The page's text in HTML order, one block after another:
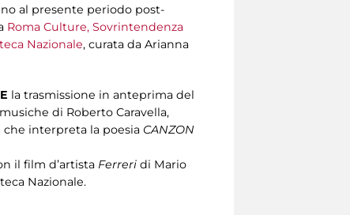
al presente periodo post-
Roma Culture, Sovrintendenza
Nazionale, curata da Arianna
la trasmissione in anteprima del
di Roberto Caravella,
interpreta la poesia CANZON
il film d’artista Ferreri di Mario
Nazionale.